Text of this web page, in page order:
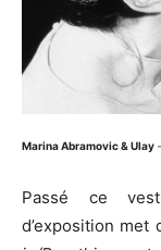
Marina Abramovic & Ulay
Passé ce
d’exposition